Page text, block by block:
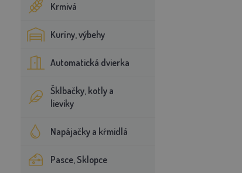
Krmivá
Kuríny, výbehy
Automatická dvierka
Šklbačky, kotly a
lieviky
Napájačky a kŕmidlá
Pasce, Sklopce